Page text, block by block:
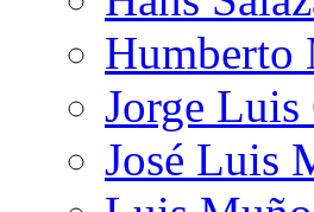
Humberto
Jorge Luis
José Luis